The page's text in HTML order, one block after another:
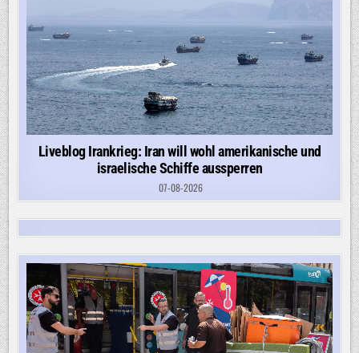
Liveblog Irankrieg: Iran will wohl amerikanische und
israelische Schiffe aussperren
07-08-2026